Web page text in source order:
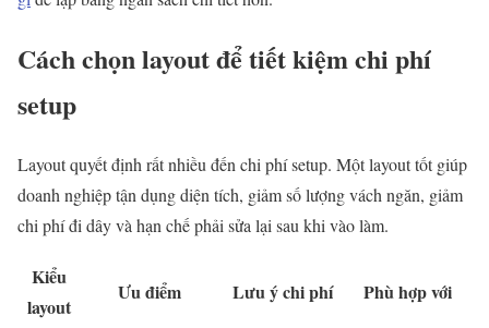
Cách chọn layout để tiết kiệm chi phí
setup
Layout quyết định rất nhiều đến chi phí setup. Một layout tốt giúp
doanh nghiệp tận dụng diện tích, giảm số lượng vách ngăn, giảm
chi phí đi dây và hạn chế phải sửa lại sau khi vào làm.
Kiểu
layout
Ưu điểm Lưu ý chi phí Phù hợp với